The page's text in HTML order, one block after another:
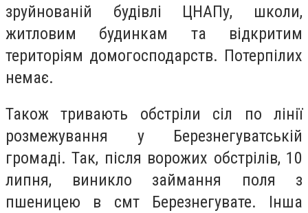
зруйнованій будівлі ЦНАПу, школи,
житловим будинкам та відкритим
територіям домогосподарств. Потерпілих
немає.
Також тривають обстріли сіл по лінії
розмежування у Березнегуватській
громаді. Так, після ворожих обстрілів, 10
липня, виникло займання поля з
пшеницею в смт Березнегувате. Інша